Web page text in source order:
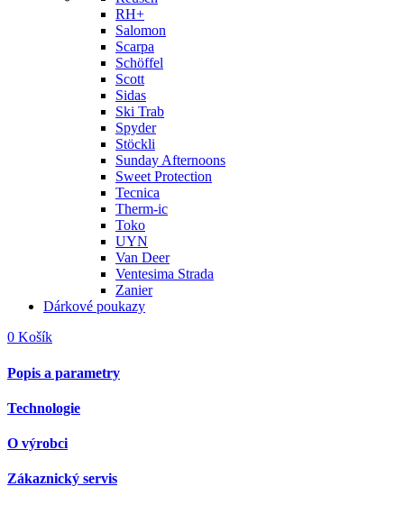
RH+
Salomon
Scarpa
Schöffel
Scott
Sidas
Ski Trab
Spyder
Stöckli
Sunday Afternoons
Sweet Protection
Tecnica
Therm-ic
Toko
UYN
Van Deer
Ventesima Strada
Zanier
Dárkové poukazy
0 Košík
Popis a parametry
Technologie
O výrobci
Zákaznický servis